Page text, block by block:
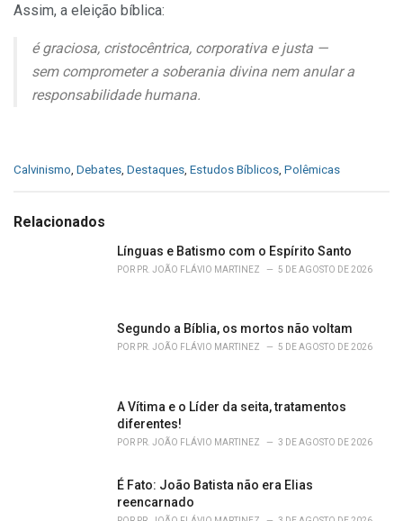
Assim, a eleição bíblica:
é graciosa, cristocêntrica, corporativa e justa —
sem comprometer a soberania divina nem anular a
responsabilidade humana.
C
e
Calvinismo, Debates, Destaques, Estudos Bíblicos, Polêmicas
Relacionados
Línguas e Batismo com o Espírito Santo
POR PR. JOÃO FLÁVIO MARTINEZ 5 DE AGOSTO DE 2026
Segundo a Bíblia, os mortos não voltam
POR PR. JOÃO FLÁVIO MARTINEZ 5 DE AGOSTO DE 2026
A Vítima e o Líder da seita, tratamentos
diferentes!
POR PR. JOÃO FLÁVIO MARTINEZ 3 DE AGOSTO DE 2026
É Fato: João Batista não era Elias
reencarnado